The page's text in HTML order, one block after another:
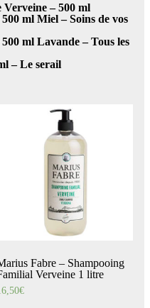
Verveine – 500 ml
ml Miel – Soins de vos
ml Lavande – Tous les
– Le serail
Fabre – Shampooing
Verveine 1 litre
€